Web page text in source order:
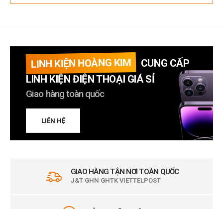
LINH KIỆN HOÀNG KIM
CUNG CẤP
LINH KIỆN ĐIỆN THOẠI GIÁ SỈ
Giao hàng toàn quốc
LIÊN HỆ
GIAO HÀNG TẬN NƠI TOÀN QUỐC
J&T GHN GHTK VIETTELPOST